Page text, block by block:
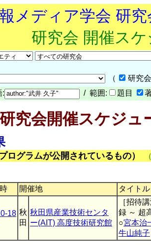
メディア学会 研
研究会 開催ス
（
研究
: / 範囲: 題目
究会開催スケジュ
ログラムが公開されているもの）
開催地
タイト
18 秋
田
秋田県産業技術センタ
ー(AIT) 高度技術研究館
［招待
録 ～ 超
○宮本治
牛山純子